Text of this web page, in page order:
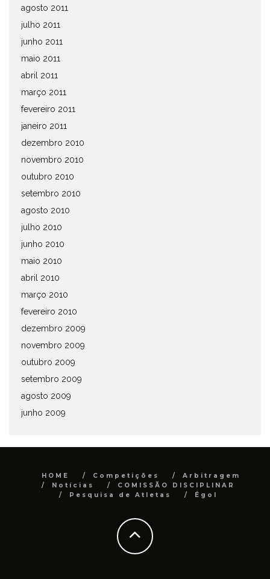
agosto 2011
julho 2011
junho 2011
maio 2011
abril 2011
março 2011
fevereiro 2011
janeiro 2011
dezembro 2010
novembro 2010
outubro 2010
setembro 2010
agosto 2010
julho 2010
junho 2010
maio 2010
abril 2010
março 2010
fevereiro 2010
dezembro 2009
novembro 2009
outubro 2009
setembro 2009
agosto 2009
junho 2009
HOME Competições
Arbitragem
Notícias
COMISSÃO DISCIPLINAR
Pesquisa de Atletas
Égol